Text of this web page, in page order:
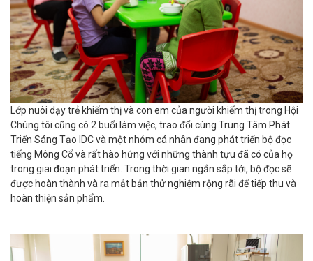
Lớp nuôi dạy trẻ khiếm thị và con em của người khiếm thị trong Hội
Chúng tôi cũng có 2 buổi làm việc, trao đổi cùng Trung Tâm Phát
Triển Sáng Tạo IDC và một nhóm cá nhân đang phát triển bộ đọc
tiếng Mông Cổ và rất hào hứng với những thành tựu đã có của họ
trong giai đoạn phát triển. Trong thời gian ngắn sắp tới, bộ đọc sẽ
được hoàn thành và ra mắt bản thử nghiệm rộng rãi để tiếp thu và
hoàn thiện sản phẩm.